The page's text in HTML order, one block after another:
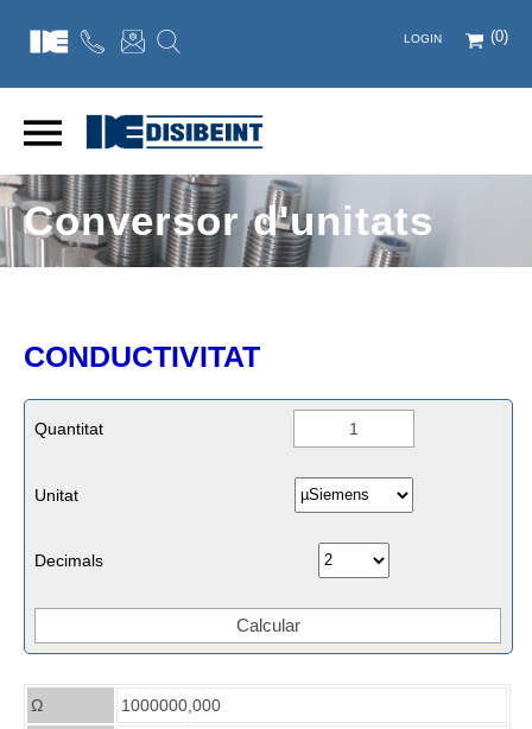
(0)
LOGIN
Conversor d'unitats
CONDUCTIVITAT
Quantitat
Unitat
Decimals
Ω
1000000,000